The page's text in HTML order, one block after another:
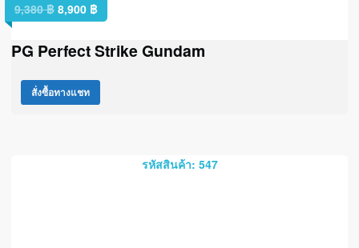
9,380฿ 8,900 ฿
PG Perfect Strike Gundam
สั่งซื้อทางแชท
รหัสสินค้า: 547